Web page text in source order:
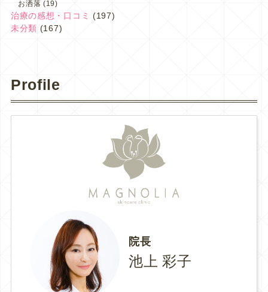
お洒落 (19)
治療の感想・口コミ
(197)
未分類 (167)
Profile
院長
池上 彩子